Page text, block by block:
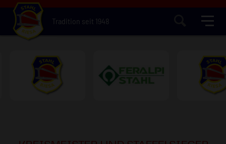
Tradition seit 1948